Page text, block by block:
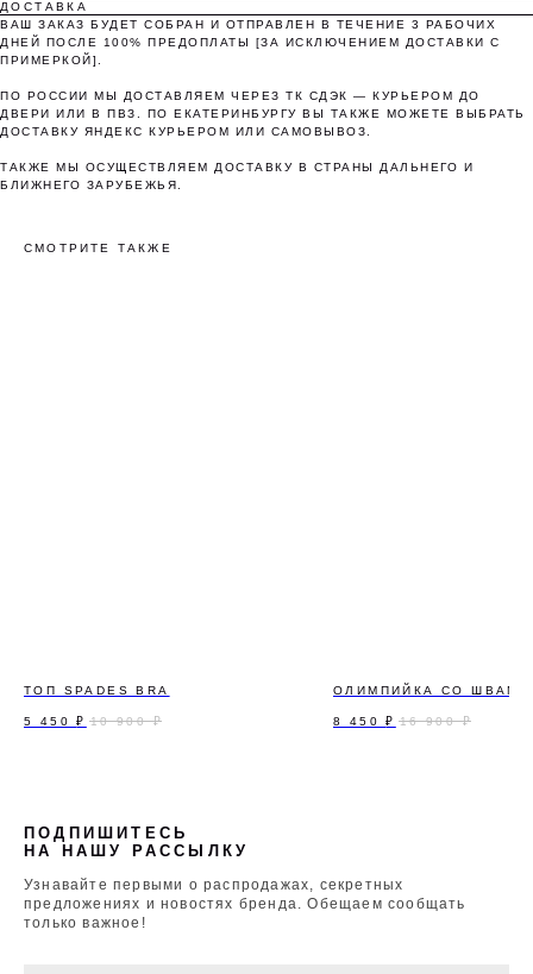
ДОСТАВКА
ВАШ ЗАКАЗ БУДЕТ СОБРАН И ОТПРАВЛЕН В ТЕЧЕНИЕ 3 РАБОЧИХ
ДНЕЙ ПОСЛЕ 100% ПРЕДОПЛАТЫ [ЗА ИСКЛЮЧЕНИЕМ ДОСТАВКИ С
ПРИМЕРКОЙ].
ПО РОССИИ МЫ ДОСТАВЛЯЕМ ЧЕРЕЗ ТК СДЭК — КУРЬЕРОМ ДО
ДВЕРИ ИЛИ В ПВЗ. ПО ЕКАТЕРИНБУРГУ ВЫ ТАКЖЕ МОЖЕТЕ ВЫБРАТЬ
ДОСТАВКУ ЯНДЕКС КУРЬЕРОМ ИЛИ САМОВЫВОЗ.
ТАКЖЕ МЫ ОСУЩЕСТВЛЯЕМ ДОСТАВКУ В СТРАНЫ ДАЛЬНЕГО И
БЛИЖНЕГО ЗАРУБЕЖЬЯ.
СМОТРИТЕ ТАКЖЕ
ТОП SPADES BRA
5 450 ₽ 10 900 ₽
ОЛИМПИЙКА СО ШВАМИ
8 450 ₽ 16 900 ₽
ПОДПИШИТЕСЬ
НА НАШУ РАССЫЛКУ
Узнавайте первыми о распродажах, секретных
предложениях и новостях бренда. Обещаем сообщать
только важное!